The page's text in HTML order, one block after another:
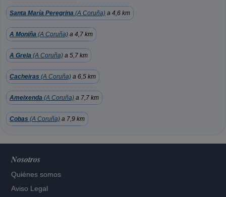
Santa María Peregrina (A Coruña) a 4,6 km
A Moniña (A Coruña) a 4,7 km
A Grela (A Coruña) a 5,7 km
Cacheiras (A Coruña) a 6,5 km
Ameixenda (A Coruña) a 7,7 km
Cobas (A Coruña) a 7,9 km
Nosotros
Quiénes somos
Aviso Legal